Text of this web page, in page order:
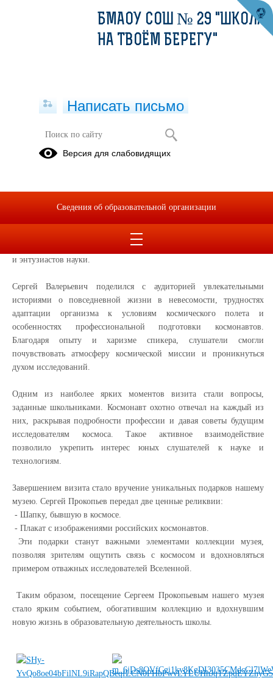
Космонавт в музее
Накануне Дня космонавтики в нашем музее произошло
уникальное событие — визит известного российского космонавта
Его приезд стал настоящим подарком для всех любителей космоса
и энтузиастов науки.
Сергей Валерьевич поделился с аудиторией увлекательными
историями о повседневной жизни в невесомости, трудностях
адаптации организма к условиям космического полета и
особенностях профессиональной подготовки космонавтов.
Благодаря опыту и харизме спикера, слушатели смогли
почувствовать атмосферу космической миссии и проникнуться
духом исследований.
Одним из наиболее ярких моментов визита стали вопросы,
заданные школьниками. Космонавт охотно отвечал на каждый из
них, раскрывая подробности профессии и давая советы будущим
исследователям космоса. Такое активное взаимодействие
позволило укрепить интерес юных слушателей к науке и
технологиям.
Завершением визита стало вручение уникальных подарков нашему
музею. Сергей Прокопьев передал две ценные реликвии:
- Шапку, бывшую в космосе.
- Плакат с изображениями российских космонавтов.
Эти подарки станут важными элементами коллекции музея,
позволяя зрителям ощутить связь с космосом и вдохновляться
примером отважных исследователей Вселенной.
Таким образом, посещение Сергеем Прокопьевым нашего музея
стало ярким событием, обогатившим коллекцию и вдохнувшим
новую жизнь в образовательную деятельность школы.
БМАОУ СОШ № 29 "ШКОЛА
НА ТВОЁМ БЕРЕГУ"
Написать письмо
Версия для слабовидящих
Сведения об образовательной организации